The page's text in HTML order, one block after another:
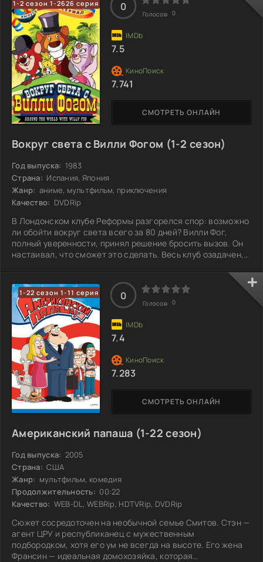
сложности. Чувство потери иногда затмевает радость, но
в доме всегда есть место для смеха и теплоты. Как
окажется, не все воспоминания о
1-2 сезон 1-2626 серия
Вокруг света с Вилли Фогом (1-2 сезон)
Год выпуска: 1983
Страна: Испания, Япония
Жанр: аниме, мультфильм, приключения
Качество: DVDRip
В Лондонском клубе Реформы разгорелся спор: возможно
ли обойти вокруг света всего за 80 дней? Вилли Фог,
полный уверенности, принял решение бросить вызов. Он
настаивал, что сможет это сделать. Весь клуб озадачен,
напряжение — ведь никто не знает, что его ждет в этом
приключении. Удастся ли ему справиться с временными
рамками и неожиданностями на каждом шагу?
СМОТРЕТЬ ОНЛАЙН
0
Голосов: 0
7.5
7.741
1-22 сезон 1-11 серия
Американский папаша (1-22 сезон)
Год выпуска: 2005
Страна: США
Жанр: мультфильм, комедия
Продолжительность: 00:22
Качество: WEB-DL, WEBRip, HDTVRip, DVDRip
Сюжет сосредоточен на необычной семье Смитов. Стэн —
агент ЦРУ и республиканец с мужественным
подбородком, хотя его ум не всегда на высоте. Его жена
Франсин — идеальная домохозяйка, которая
СМОТРЕТЬ ОНЛАЙН
0
Голосов: 0
7.4
7.283